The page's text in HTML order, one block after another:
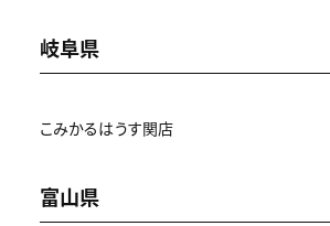
岐阜県
こみかるはうす関店
富山県